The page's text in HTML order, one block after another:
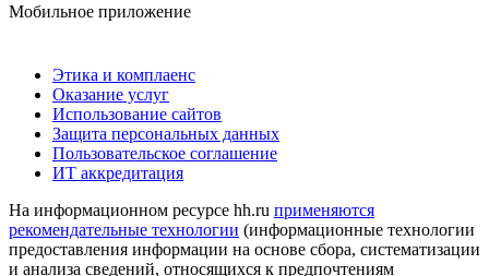
Мобильное приложение
Этика и комплаенс
Оказание услуг
Использование сайтов
Защита персональных данных
Пользовательское соглашение
ИТ аккредитация
На информационном ресурсе hh.ru применяются
рекомендательные технологии (информационные технологии
предоставления информации на основе сбора, систематизации
и анализа сведений, относящихся к предпочтениям